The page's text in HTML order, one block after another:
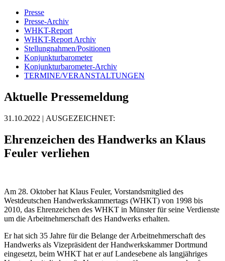
Presse
Presse-Archiv
WHKT-Report
WHKT-Report Archiv
Stellungnahmen/Positionen
Konjunkturbarometer
Konjunkturbarometer-Archiv
TERMINE/VERANSTALTUNGEN
Aktuelle Pressemeldung
31.10.2022 | AUSGEZEICHNET:
Ehrenzeichen des Handwerks an Klaus
Feuler verliehen
Am 28. Oktober hat Klaus Feuler, Vorstandsmitglied des
Westdeutschen Handwerkskammertags (WHKT) von 1998 bis
2010, das Ehrenzeichen des WHKT in Münster für seine Verdienste
um die Arbeitnehmerschaft des Handwerks erhalten.
Er hat sich 35 Jahre für die Belange der Arbeitnehmerschaft des
Handwerks als Vizepräsident der Handwerkskammer Dortmund
eingesetzt, beim WHKT hat er auf Landesebene als langjähriges